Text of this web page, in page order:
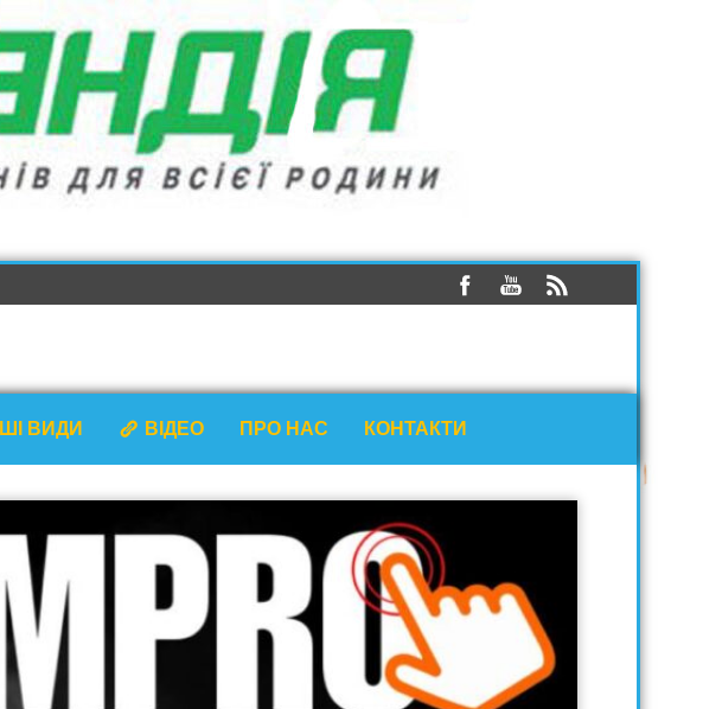
ВИДИ ВІДЕО ПРО НАС КОНТАКТИ